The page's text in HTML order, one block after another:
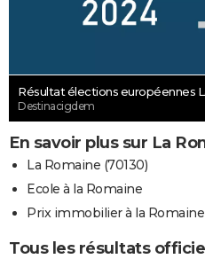
Résultat élections européennes
Destinacigdem
En savoir plus sur La
La Romaine (70130)
Ecole à la Romaine
Prix immobilier à la Romaine
Tous les résultats